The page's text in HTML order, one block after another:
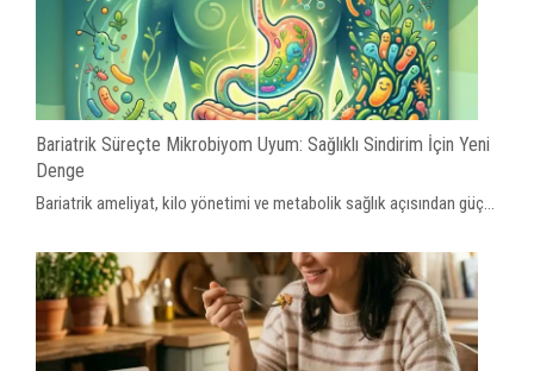
Bariatrik Süreçte Mikrobiyom Uyum: Sağlıklı Sindirim İçin Yeni
Denge
Bariatrik ameliyat, kilo yönetimi ve metabolik sağlık açısından güç...